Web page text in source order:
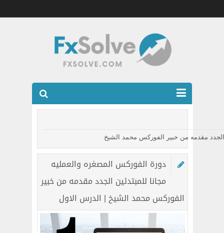
شركات الفوركس المرخصه
العضويه الذهبيه VIP
كتب
اتصل بنا
الجدد مقدمه من خبير الفوركس محمد الشيخ
دورة الفوركس المصغره والعمليه
مجانا للمبتدئين الجدد مقدمه من خبير
الفوركس محمد الشيخ | الدرس الاول